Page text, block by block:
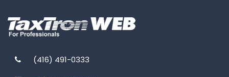
(416) 491-0333